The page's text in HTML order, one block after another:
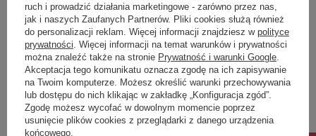
ruch i prowadzić działania marketingowe - zarówno przez nas,
jak i naszych Zaufanych Partnerów. Pliki cookies służą również
do personalizacji reklam. Więcej informacji znajdziesz w polityce
prywatności . Więcej informacji na temat warunków i prywatności
można znaleźć także na stronie Prywatność i warunki Google
Akceptacja tego komunikatu oznacza zgodę na ich zapisywanie
na Twoim komputerze. Możesz określić warunki przechowywania
lub dostępu do nich klikając w zakładkę „Konfiguracja zgód”.
Zgodę możesz wycofać w dowolnym momencie poprzez
usunięcie plików cookies z przeglądarki z danego urządzenia
końcowego.